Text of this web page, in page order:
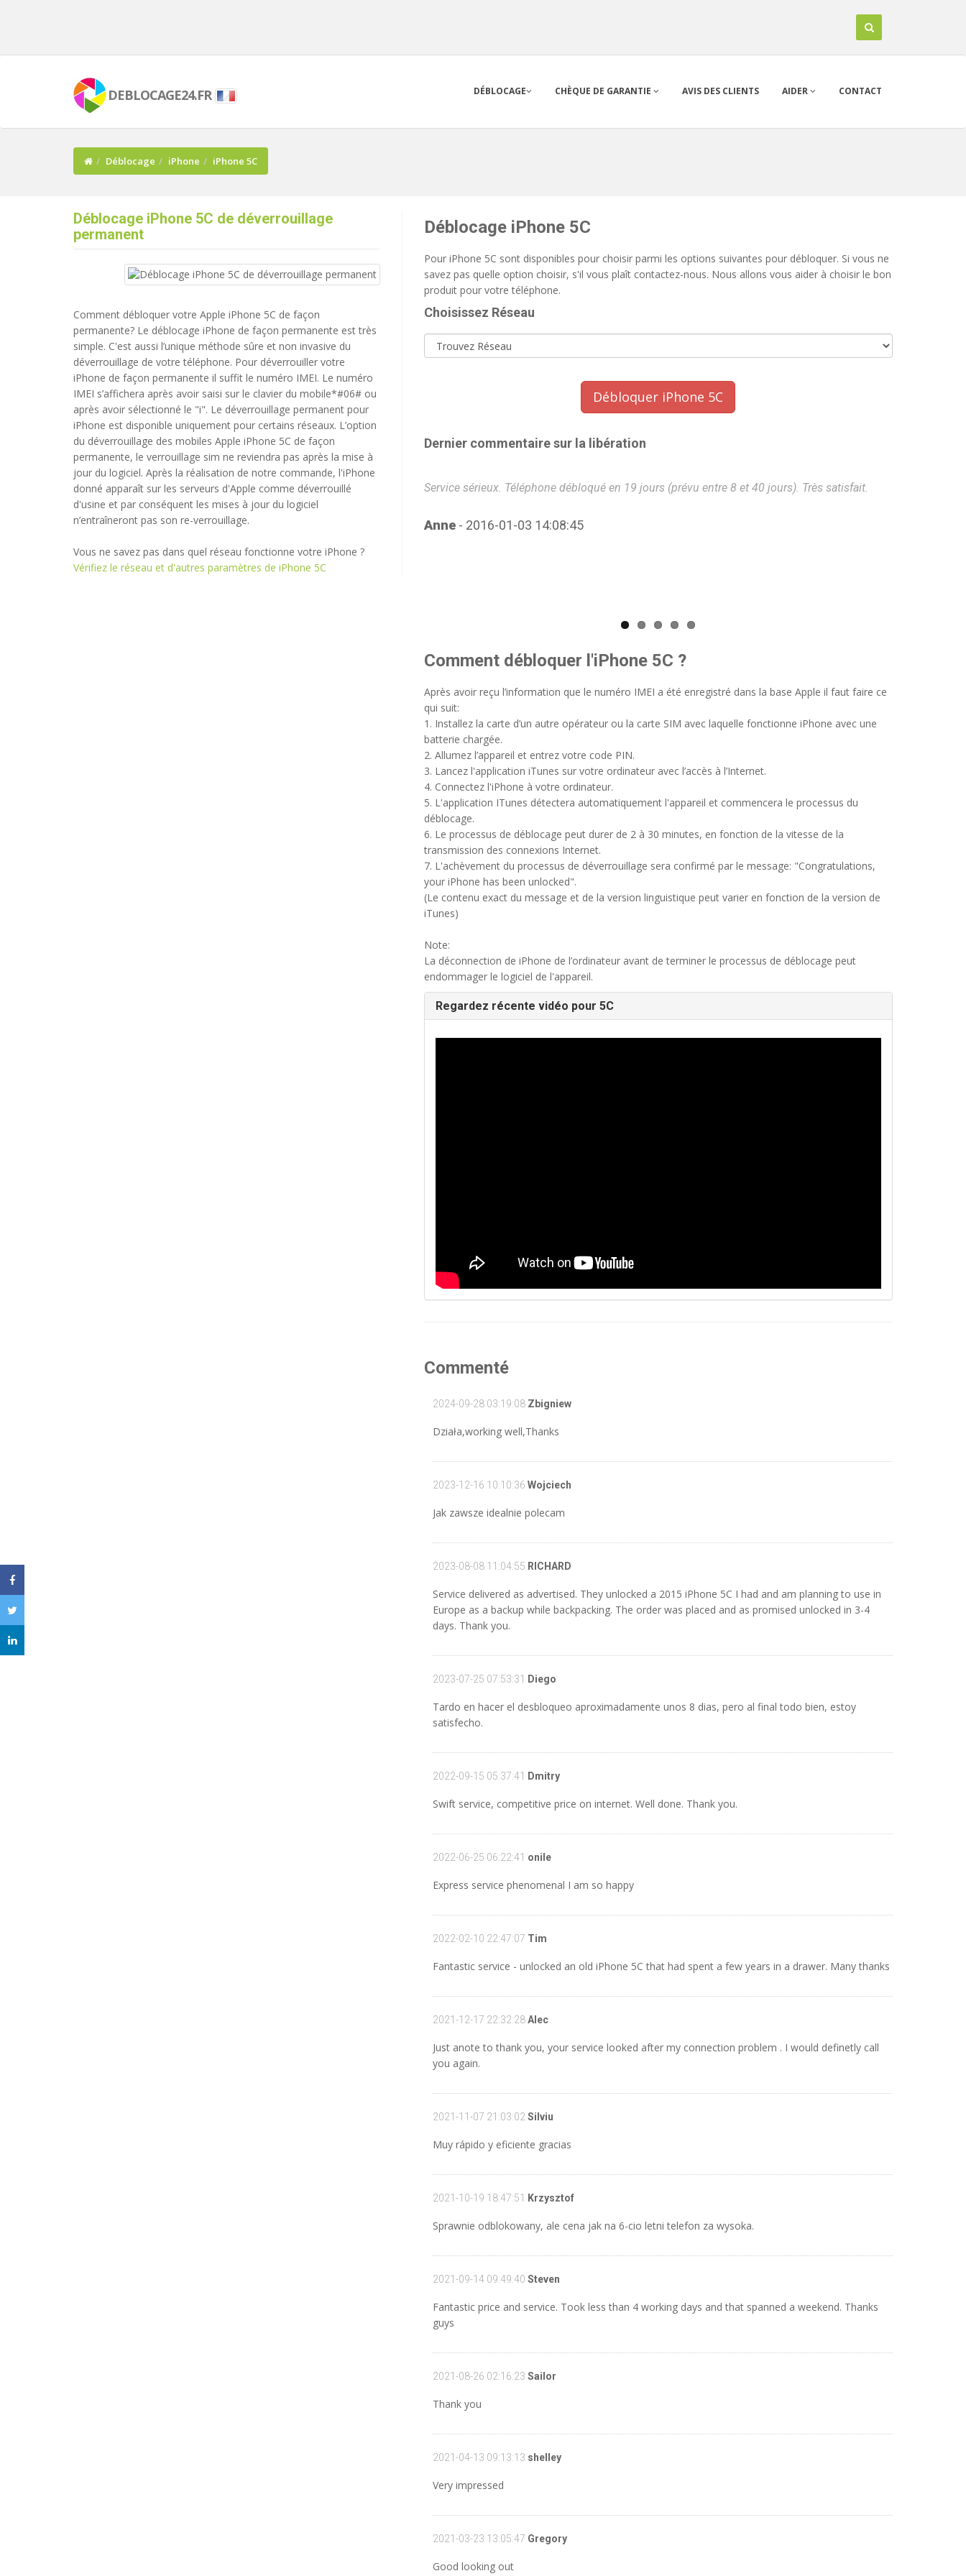
DEBLOCAGE24.FR DÉBLOCAGE CHÈQUE DE GARANTIE AVIS DES CLIENTS AIDER CONTACT
Déblocage iPhone iPhone 5C
Déblocage iPhone 5C de déverrouillage
permanent
Comment débloquer votre Apple iPhone 5C de façon
permanente? Le déblocage iPhone de façon permanente est très
simple. C'est aussi l’unique méthode sûre et non invasive du
déverrouillage de votre téléphone. Pour déverrouiller votre
iPhone de façon permanente il suffit le numéro IMEI. Le numéro
IMEI s’affichera après avoir saisi sur le clavier du mobile*#06# ou
après avoir sélectionné le "i". Le déverrouillage permanent pour
iPhone est disponible uniquement pour certains réseaux. L’option
du déverrouillage des mobiles Apple iPhone 5C de façon
permanente, le verrouillage sim ne reviendra pas après la mise à
jour du logiciel. Après la réalisation de notre commande, l'iPhone
donné apparaît sur les serveurs d'Apple comme déverrouillé
d'usine et par conséquent les mises à jour du logiciel
n’entraîneront pas son re-verrouillage.
Vous ne savez pas dans quel réseau fonctionne votre iPhone ?
Vérifiez le réseau et d'autres paramètres de iPhone 5C
Déblocage iPhone 5C
Pour iPhone 5C sont disponibles pour choisir parmi les options suivantes pour débloquer. Si vous ne
savez pas quelle option choisir, s'il vous plaît contactez-nous. Nous allons vous aider à choisir le bon
produit pour votre téléphone.
Choisissez Réseau
Débloquer iPhone 5C
Dernier commentaire sur la libération
Téléphone débloqué en 19 jours (prévu entre 8 et 40 jours). Très satisfait.
01-03 14:08:45
Service sérieux. Téléphone débloqué en 19 jours (prévu entre 8 et 40 jours). Très satisfait.
Anne - 2016-01-03 14:08:45
Comment débloquer l'iPhone 5C ?
Après avoir reçu l’information que le numéro IMEI a été enregistré dans la base Apple il faut faire ce
qui suit:
1. Installez la carte d’un autre opérateur ou la carte SIM avec laquelle fonctionne iPhone avec une
batterie chargée.
2. Allumez l’appareil et entrez votre code PIN.
3. Lancez l'application iTunes sur votre ordinateur avec l’accès à l’Internet.
4. Connectez l'iPhone à votre ordinateur.
5. L'application ITunes détectera automatiquement l'appareil et commencera le processus du
déblocage.
6. Le processus de déblocage peut durer de 2 à 30 minutes, en fonction de la vitesse de la
transmission des connexions Internet.
7. L'achèvement du processus de déverrouillage sera confirmé par le message: "Congratulations,
your iPhone has been unlocked".
(Le contenu exact du message et de la version linguistique peut varier en fonction de la version de
iTunes)
Note:
La déconnection de iPhone de l’ordinateur avant de terminer le processus de déblocage peut
endommager le logiciel de l'appareil.
Regardez récente vidéo pour 5C
Commenté
2024-09-28 03:19:08Zbigniew
Działa,working well,Thanks
2023-12-16 10:10:36 Wojciech
Jak zawsze idealnie polecam
2023-08-08 11:04:55 RICHARD
Service delivered as advertised. They unlocked a 2015 iPhone 5C I had and am planning to use in
Europe as a backup while backpacking. The order was placed and as promised unlocked in 3-4
days. Thank you.
2023-07-25 07:53:31 Diego
Tardo en hacer el desbloqueo aproximadamente unos 8 dias, pero al final todo bien, estoy
satisfecho.
2022-09-15 05:37:41 Dmitry
Swift service, competitive price on internet. Well done. Thank you.
2022-06-25 06:22:41 onile
Express service phenomenal I am so happy
2022-02-10 22:47:07 Tim
Fantastic service - unlocked an old iPhone 5C that had spent a few years in a drawer. Many thanks
2021-12-17 22:32:28Alec
Just anote to thank you, your service looked after my connection problem . I would definetly call
you again.
2021-11-07 21:03:02 Silviu
Muy rápido y eficiente gracias
2021-10-19 18:47:51 Krzysztof
Sprawnie odblokowany, ale cena jak na 6-cio letni telefon za wysoka.
2021-09-14 09:49:40 Steven
Fantastic price and service. Took less than 4 working days and that spanned a weekend. Thanks
guys
2021-08-26 02:16:23 Sailor
Thank you
2021-04-13 09:13:13 shelley
Very impressed
2021-03-23 13:05:47 Gregory
Good looking out